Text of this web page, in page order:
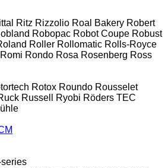
Ritz Rizzolio Roal Bakery Robert
Robopac Robot Coupe Robust
Roller Rollomatic Rolls-Royce
Romi Rondo Rosa Rosenberg Ross
Rotox Roundo Rousselet
Russell Ryobi Röders TEC
series